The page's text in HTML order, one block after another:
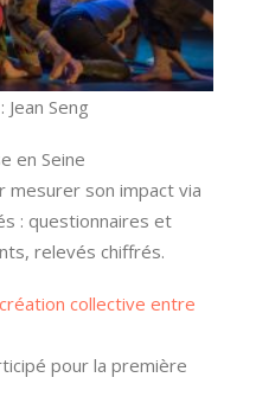
Seng
en Seine
son impact via
: questionnaires et
relevés chiffrés.
collective entre
pour la première